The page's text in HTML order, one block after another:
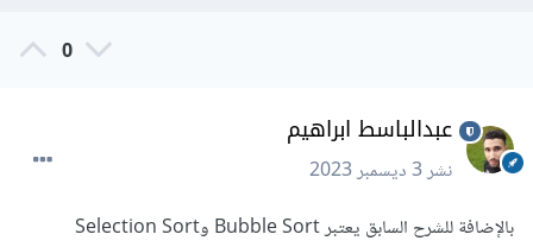
0
عبدالباسط ابراهيم
نشر3 ديسمبر 2023
بالإضافة للشرح السابق يعتبر Bubble Sort وSelection Sort